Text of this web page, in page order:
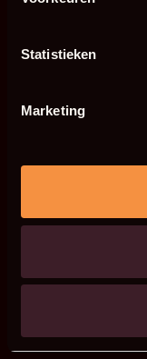
Statistieken
Marketing